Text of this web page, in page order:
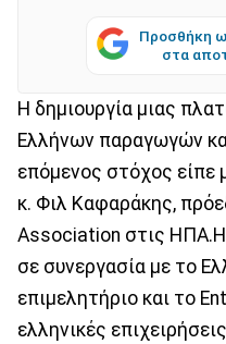
Προσθήκη
στα
Η δημιουργία μιας
Ελλήνων παραγωγών
επόμενος στόχος είπε
κ. Φιλ Καφαράκης,
Association στις
σε συνεργασία με το
επιμελητήριο και το
ελληνικές